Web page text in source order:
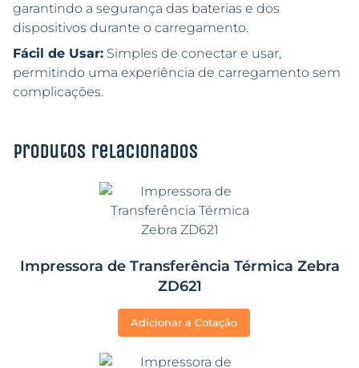
garantindo a segurança das baterias e dos
dispositivos durante o carregamento.
Fácil de Usar: Simples de conectar e usar,
permitindo uma experiência de carregamento sem
complicações.
Produtos relacionados
Impressora de Transferência Térmica Zebra
ZD621
Adicionar a Cotação